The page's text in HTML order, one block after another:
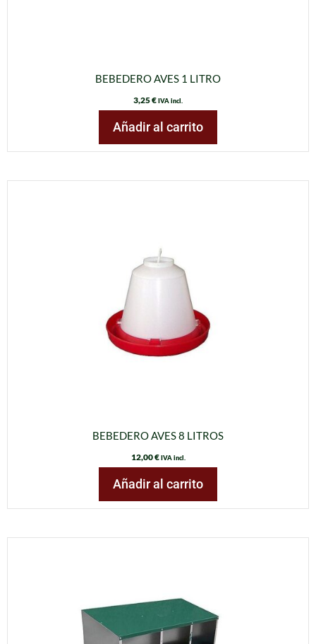
BEBEDERO AVES 1 LITRO
3,25€IVA incl.
Añadir al carrito
BEBEDERO AVES 8 LITROS
12,00€ IVA incl.
Añadir al carrito